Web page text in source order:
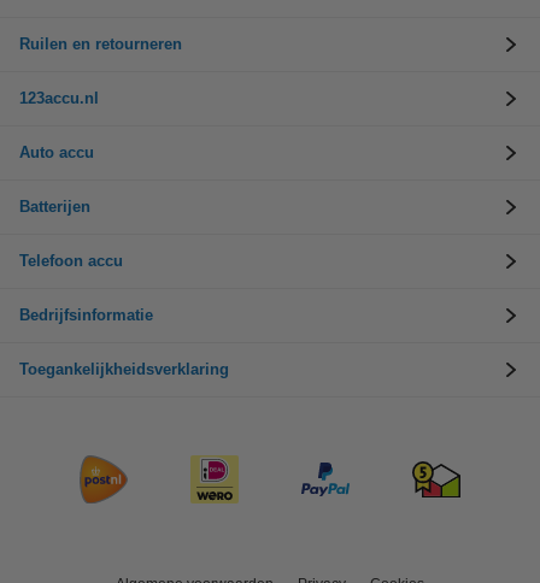
Ruilen en retourneren
123accu.nl
Auto accu
Batterijen
Telefoon accu
Bedrijfsinformatie
Toegankelijkheidsverklaring